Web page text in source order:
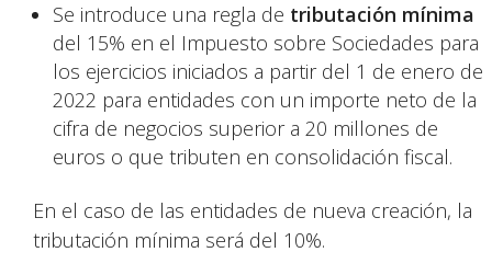
Se introduce una regla de tributación mínima
del 15% en el Impuesto sobre Sociedades para
los ejercicios iniciados a partir del 1 de enero de
2022 para entidades con un importe neto de la
cifra de negocios superior a 20 millones de
euros o que tributen en consolidación fiscal.
En el caso de las entidades de nueva creación, la
tributación mínima será del 10%.